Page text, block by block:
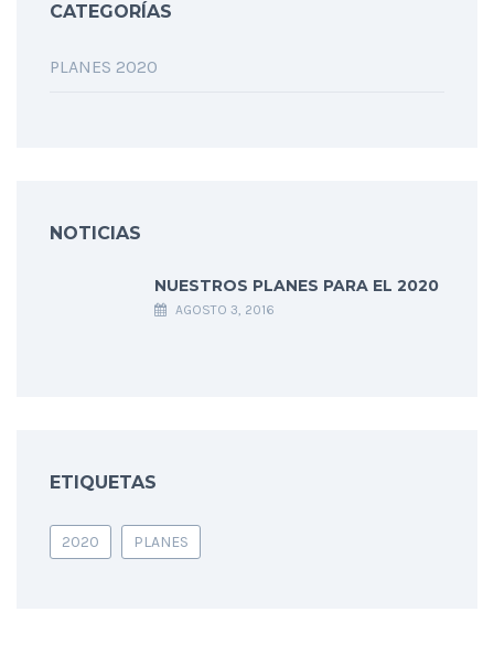
CATEGORÍAS
PLANES 2020
NOTICIAS
NUESTROS PLANES PARA EL 2020
AGOSTO 3, 2016
ETIQUETAS
2020 PLANES